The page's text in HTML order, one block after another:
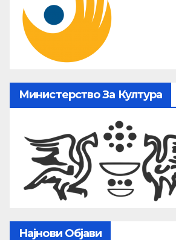
Министерство За Култура
Најнови Објави